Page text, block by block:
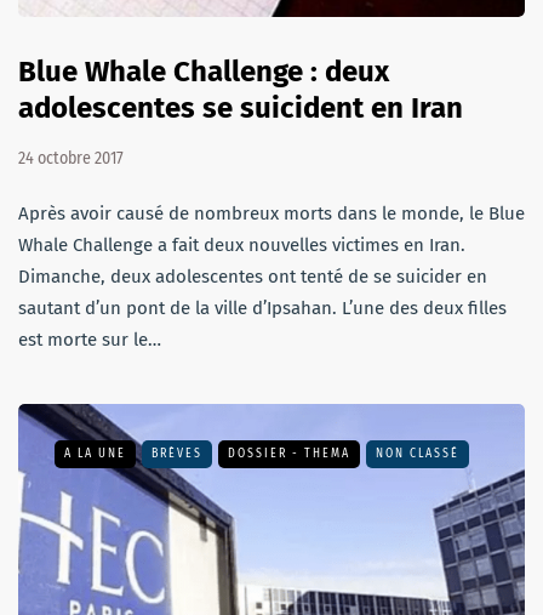
Blue Whale Challenge : deux
adolescentes se suicident en Iran
24 octobre 2017
Après avoir causé de nombreux morts dans le monde, le Blue
Whale Challenge a fait deux nouvelles victimes en Iran.
Dimanche, deux adolescentes ont tenté de se suicider en
sautant d’un pont de la ville d’Ipsahan. L’une des deux filles
est morte sur le…
A LA UNE BRÈVES DOSSIER - THEMA NON CLASSÉ